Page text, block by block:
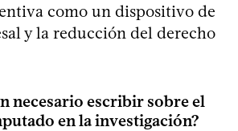
como un dispositivo de
y la reducción del derecho
necesario escribir sobre el
en la investigación?